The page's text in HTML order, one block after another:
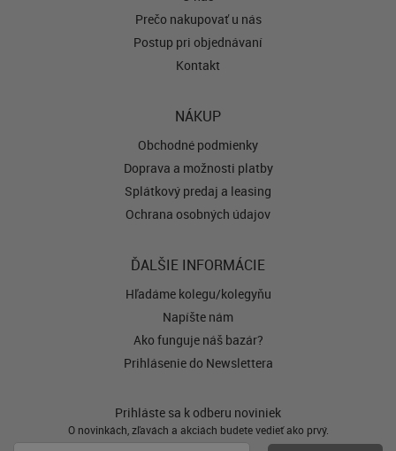
Prečo nakupovať u nás
Postup pri objednávaní
Kontakt
NÁKUP
Obchodné podmienky
Doprava a možnosti platby
Splátkový predaj a leasing
Ochrana osobných údajov
ĎALŠIE INFORMÁCIE
Hľadáme kolegu/kolegyňu
Napíšte nám
Ako funguje náš bazár?
Prihlásenie do Newslettera
Prihláste sa k odberu noviniek
O novinkách, zľavách a akciách budete vedieť ako prvý.